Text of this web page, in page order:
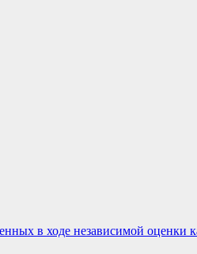
в ходе независимой оценки